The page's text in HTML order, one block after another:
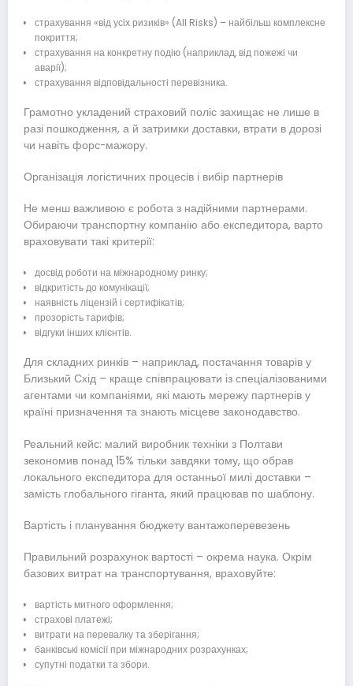
страхування «від усіх ризиків» (All Risks) – найбільш комплексне
покриття;
страхування на конкретну подію (наприклад, від пожежі чи
аварії);
страхування відповідальності перевізника.
Грамотно укладений страховий поліс захищає не лише в
разі пошкодження, а й затримки доставки, втрати в дорозі
чи навіть форс-мажору.
Організація логістичних процесів і вибір партнерів
Не менш важливою є робота з надійними партнерами.
Обираючи транспортну компанію або експедитора, варто
враховувати такі критерії:
досвід роботи на міжнародному ринку;
відкритість до комунікації;
наявність ліцензій і сертифікатів;
прозорість тарифів;
відгуки інших клієнтів.
Для складних ринків – наприклад, постачання товарів у
Близький Схід – краще співпрацювати із спеціалізованими
агентами чи компаніями, які мають мережу партнерів у
країні призначення та знають місцеве законодавство.
Реальний кейс: малий виробник техніки з Полтави
зекономив понад 15% тільки завдяки тому, що обрав
локального експедитора для останньої милі доставки –
замість глобального гіганта, який працював по шаблону.
Вартість і планування бюджету вантажоперевезень
Правильний розрахунок вартості – окрема наука. Окрім
базових витрат на транспортування, враховуйте:
вартість митного оформлення;
страхові платежі;
витрати на перевалку та зберігання;
банківські комісії при міжнародних розрахунках;
супутні податки та збори.